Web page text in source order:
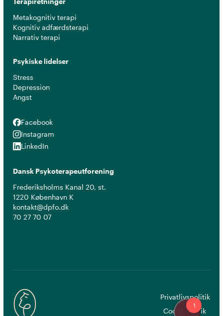
Metakognitiv terapi
Kognitiv adfærdsterapi
Narrativ terapi
Psykiske lidelser
Stress
Depression
Angst
Facebook
Facebook
Instagram
Instagram
LinkedIn
LinkedIn
Dansk Psykoterapeutforening
Frederiksholms Kanal 20, st.
1220 København K
kontakt@dpfo.dk
70 27 70 07
Privatlivspolitik
Cookiepolitik